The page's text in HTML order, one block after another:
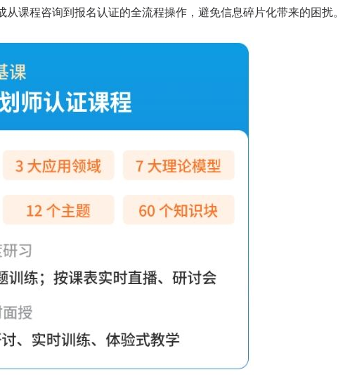
课程咨询到报名认证的全流程操作，避免信息碎片化带来的困扰。
了解课程 立即报班
CCP学员心得交流